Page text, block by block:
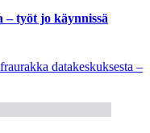
työt jo käynnissä
datakeskuksesta –